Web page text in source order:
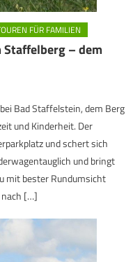
FÜR FAMILIEN
– dem
Bad Staffelstein, dem Berg
und Kinderheit. Der
und schert sich
und bringt
mit bester Rundumsicht
nach […]